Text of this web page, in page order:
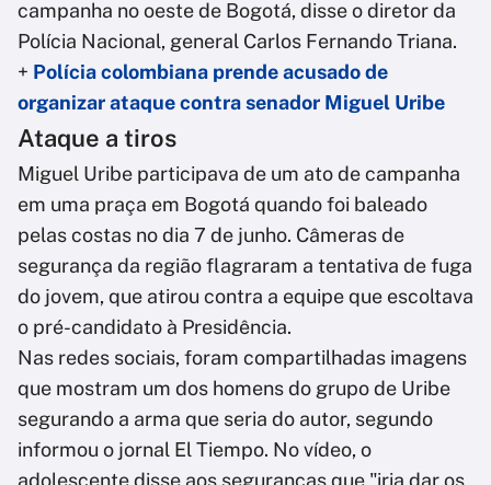
campanha no oeste de Bogotá, disse o diretor da
Polícia Nacional, general Carlos Fernando Triana.
+ Polícia colombiana prende acusado de
organizar ataque contra senador Miguel Uribe
Ataque a tiros
Miguel Uribe participava de um ato de campanha
em uma praça em Bogotá quando foi baleado
pelas costas no dia 7 de junho. Câmeras de
segurança da região flagraram a tentativa de fuga
do jovem, que atirou contra a equipe que escoltava
o pré-candidato à Presidência.
Nas redes sociais, foram compartilhadas imagens
que mostram um dos homens do grupo de Uribe
segurando a arma que seria do autor, segundo
informou o jornal El Tiempo. No vídeo, o